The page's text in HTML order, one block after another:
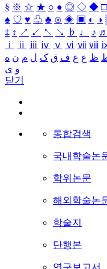
§ ※ ☆ ★ ○ ● ◎ ◇ ◆ □
♠ ♡ ♥ ♧ ♣ ⊙ ◈ ▣ ◐ ◑
‡ ↕ ↗ ↙ ↖ ↘ ♭ ♩ ♪ ♬
ⅰ
ⅱ ⅲ ⅳ ⅴ ⅵ ⅶ ⅷ
ظ ع غ ف ق ک ل م ن ه
و ی
닫기
통합검색
국내학술논
학위논문
해외학술논
학술지
단행본